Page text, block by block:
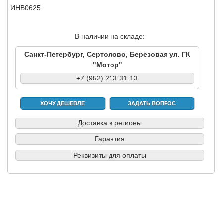
ИНВ0625
В наличии на складе:
Санкт-Петербург, Сертолово, Березовая ул. ГК
"Мотор"
+7 (952) 213-31-13
ХОЧУ ДЕШЕВЛЕ ЗАДАТЬ ВОПРОС
Доставка в регионы
Гарантия
Реквизиты для оплаты